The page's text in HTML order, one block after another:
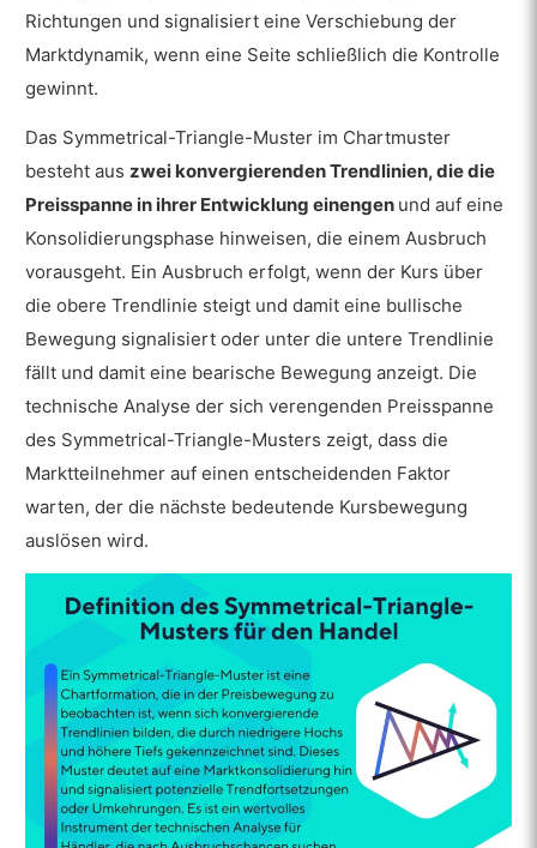
Ist das Symmetrical-Triangle-Muster
bullish oder bearish?
Muster auf den Markt aus?
Wann verwenden Händler das
Symmetrical-Triangle-Muster?
Wie lauten die Statistiken für das
Symmetrical-Triangle-Muster?
Ist das symmetrische Dreiecksmuster in
der technischen Analyse wirksam?
Triangle-Muster im Devisenhandel?
Wie verändert sich das Symmetrical-
Triangle-Muster im Aktienhandel?
Triangle-Muster im Krypto-Handel?
Was passiert, wenn das Symmetrical
Triangle scheitert?
Was ist ein Beispiel für ein symmetrisches
Dreieck im Handel?
Was sind die Vorteile von Symmetrical-
Triangle-Mustern?
Was sind die Grenzen der Symmetrical-
Richtungen und signalisiert eine Verschiebung der
Marktdynamik, wenn eine Seite schließlich die Kontrolle
gewinnt.
Das Symmetrical-Triangle-Muster im Chartmuster
besteht aus zwei konvergierenden Trendlinien, die die
Preisspanne in ihrer Entwicklung einengen und auf eine
Konsolidierungsphase hinweisen, die einem Ausbruch
vorausgeht. Ein Ausbruch erfolgt, wenn der Kurs über
die obere Trendlinie steigt und damit eine bullische
Bewegung signalisiert oder unter die untere Trendlinie
fällt und damit eine bearische Bewegung anzeigt. Die
technische Analyse der sich verengenden Preisspanne
des Symmetrical-Triangle-Musters zeigt, dass die
Marktteilnehmer auf einen entscheidenden Faktor
warten, der die nächste bedeutende Kursbewegung
auslösen wird.